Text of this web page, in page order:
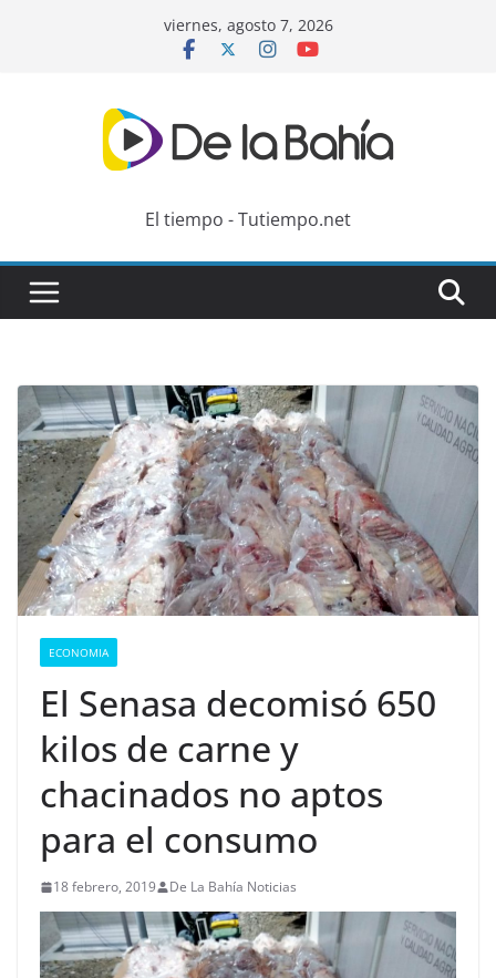
viernes, agosto 7, 2026
El tiempo - Tutiempo.net
ECONOMIA
El Senasa decomisó 650
kilos de carne y
chacinados no aptos
para el consumo
18 febrero, 2019 De La Bahía Noticias